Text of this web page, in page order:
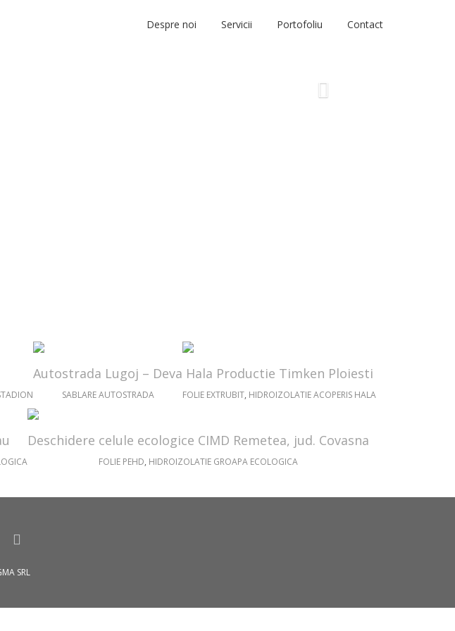
Despre noi Servicii Portofoliu Contact
Next
Autostrada Lugoj – Deva
SABLARE AUTOSTRADA
Hala Productie Timken Ploiesti
FOLIE EXTRUBIT, HIDROIZOLATIE ACOPERIS HALA
Deschidere celule ecologice CIMD Remetea, jud. Covasna
FOLIE PEHD, HIDROIZOLATIE GROAPA ECOLOGICA
SRL